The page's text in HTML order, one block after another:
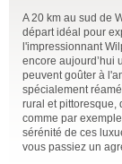
A 20 km au sud de
départ idéal pour
l'impressionnant
encore aujourd’hui
peuvent goûter à
spécialement
rural et pittoresque,
comme par
sérénité de ces
vous passiez un